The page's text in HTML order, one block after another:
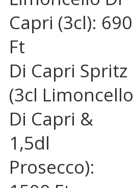
Capri (3cl): 690
Ft
Di Capri Spritz
(3cl Limoncello
Di Capri &
1,5dl
Prosecco):